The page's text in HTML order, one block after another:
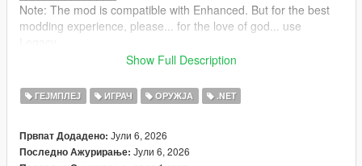
Note: The mod is compatible with Enhanced. But for the best
modding experience, please... for the love of god... use
Drag and drop the scripts folder, inside the ClimbGuns.zip, into
CHANGELOG:
Show Full Description
ГЕЈМПЛЕЈ ИГРАЧ ОРУЖЈА .NET
Првпат Додадено: Јули 6, 2026
Последно Ажурирање: Јули 6, 2026